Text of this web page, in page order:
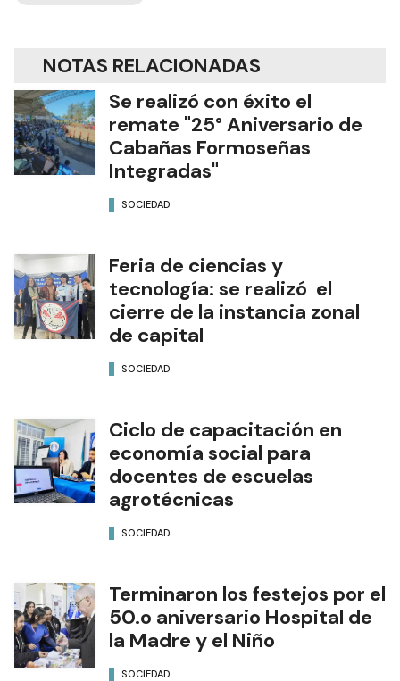
NOTAS RELACIONADAS
Se realizó con éxito el
remate "25° Aniversario de
Cabañas Formoseñas
Integradas"
SOCIEDAD
Feria de ciencias y
tecnología: se realizó el
cierre de la instancia zonal
de capital
SOCIEDAD
Ciclo de capacitación en
economía social para
docentes de escuelas
agrotécnicas
SOCIEDAD
Terminaron los festejos por el
50.o aniversario Hospital de
la Madre y el Niño
SOCIEDAD